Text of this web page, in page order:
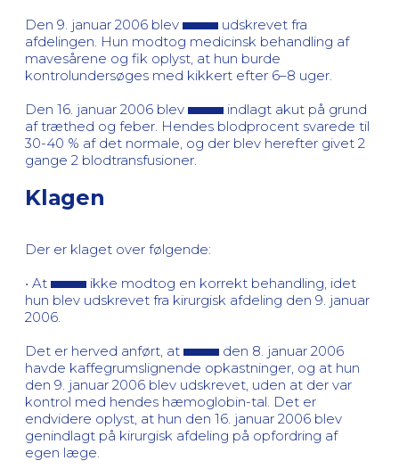
Den 9. januar 2006 blev
udskrevet fra
afdelingen. Hun modtog medicinsk behandling af
mavesårene og fik oplyst, at hun burde
kontrolundersøges med kikkert efter 6–8 uger.
Den 16. januar 2006 blev
indlagt akut på grund
af træthed og feber. Hendes blodprocent svarede til
30-40 % af det normale, og der blev herefter givet 2
gange 2 blodtransfusioner.
Klagen
Der er klaget over følgende:
• At
ikke modtog en korrekt behandling, idet
hun blev udskrevet fra kirurgisk afdeling den 9. januar
2006.
Det er herved anført, at
den 8. januar 2006
havde kaffegrumslignende opkastninger, og at hun
den 9. januar 2006 blev udskrevet, uden at der var
kontrol med hendes hæmoglobin-tal. Det er
endvidere oplyst, at hun den 16. januar 2006 blev
genindlagt på kirurgisk afdeling på opfordring af
egen læge.